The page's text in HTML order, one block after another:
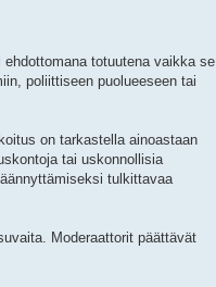
totuutena vaikka se
poliittiseen puolueeseen tai
on tarkastella ainoastaan
tai uskonnollisia
tulkittavaa
Moderaattorit päättävät